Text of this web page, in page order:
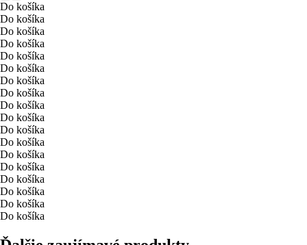
Do košíka
Do košíka
Do košíka
Do košíka
Do košíka
Do košíka
Do košíka
Do košíka
Do košíka
Do košíka
Do košíka
Do košíka
Do košíka
Do košíka
Do košíka
Do košíka
Do košíka
Do košíka